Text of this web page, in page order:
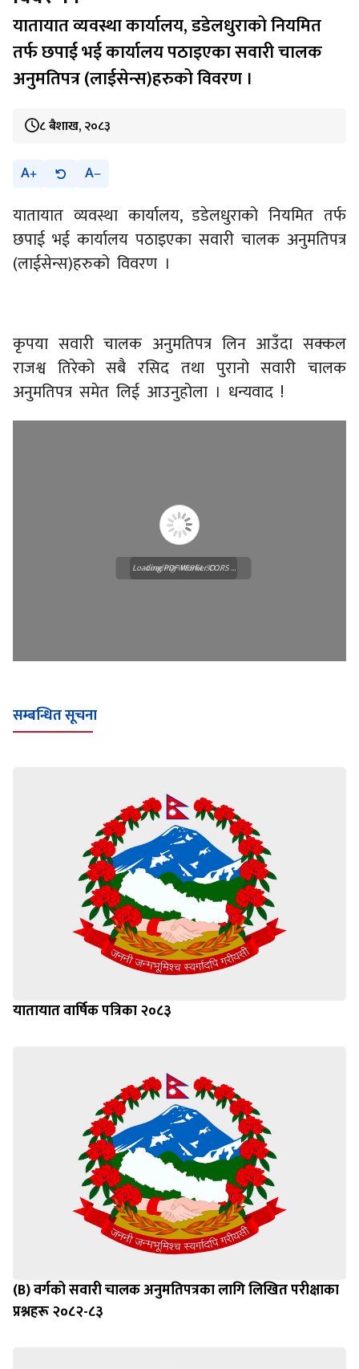
यातायात व्यवस्था कार्यालय, डडेलधुराको नियमित
तर्फ छपाई भई कार्यालय पठाइएका सवारी चालक
अनुमतिपत्र (लाईसेन्स)हरुको विवरण ।
८ बैशाख, २०८३
A A
यातायात व्यवस्था कार्यालय, डडेलधुराको नियमित तर्फ
छपाई भई कार्यालय पठाइएका सवारी चालक अनुमतिपत्र
(लाईसेन्स)हरुको विवरण ।
कृपया सवारी चालक अनुमतिपत्र लिन आउँदा सक्कल
राजश्व तिरेको सबै रसिद तथा पुरानो सवारी चालक
अनुमतिपत्र समेत लिई आउनुहोला । धन्यवाद !
Loading WEBGL 3D ...
Loading PDF Worker CORS ...
सम्बन्धित सूचना
यातायात वार्षिक पत्रिका २०८३
(B) वर्गको सवारी चालक अनुमतिपत्रका लागि लिखित परीक्षाका
प्रश्नहरू २०८२-८३